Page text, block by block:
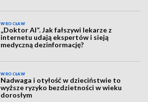
WROCŁAW
„Doktor AI”. Jak fałszywi lekarze z
internetu udają ekspertów i sieją
medyczną dezinformację?
WROCŁAW
Nadwaga i otyłość w dzieciństwie to
wyższe ryzyko bezdzietności w wieku
dorosłym